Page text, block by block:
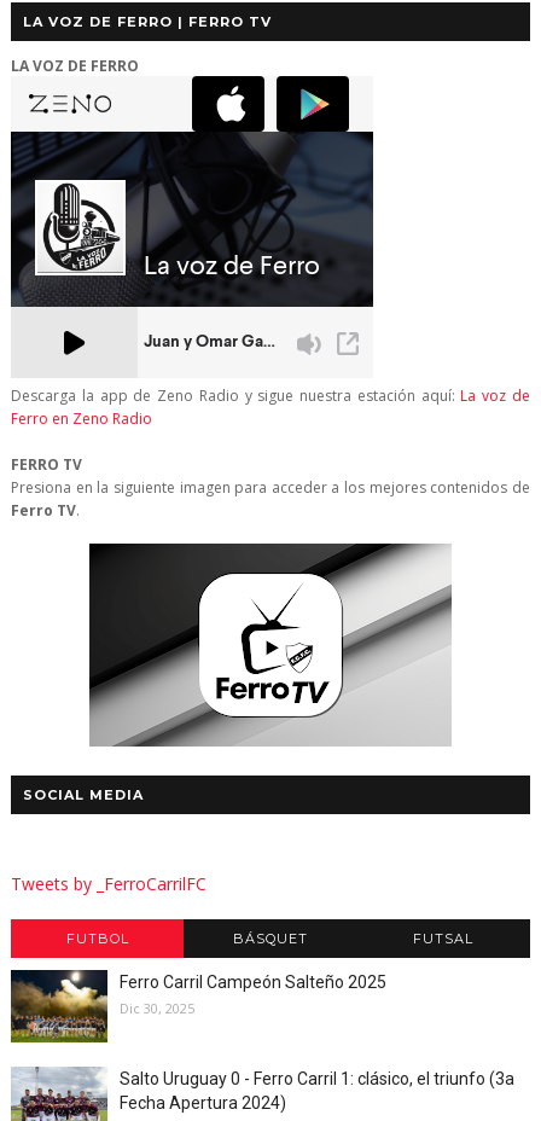
LA VOZ DE FERRO | FERRO TV
LA VOZ DE FERRO
Descarga la app de Zeno Radio y sigue nuestra estación aquí: La voz de
Ferro en Zeno Radio
FERRO TV
Presiona en la siguiente imagen para acceder a los mejores contenidos de
Ferro TV.
SOCIAL MEDIA
Tweets by _FerroCarrilFC
FUTBOL BÁSQUET FUTSAL
Ferro Carril Campeón Salteño 2025
Dic 30, 2025
Salto Uruguay 0 - Ferro Carril 1: clásico, el triunfo (3a
Fecha Apertura 2024)